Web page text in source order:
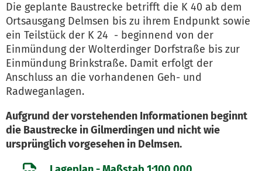
Die geplante Baustrecke betrifft die K 40 ab dem
Ortsausgang Delmsen bis zu ihrem Endpunkt sowie
ein Teilstück der K 24 - beginnend von der
Einmündung der Wolterdinger Dorfstraße bis zur
Einmündung Brinkstraße. Damit erfolgt der
Anschluss an die vorhandenen Geh- und
Radweganlagen.
Aufgrund der vorstehenden Informationen beginnt
die Baustrecke in Gilmerdingen und nicht wie
ursprünglich vorgesehen in Delmsen.